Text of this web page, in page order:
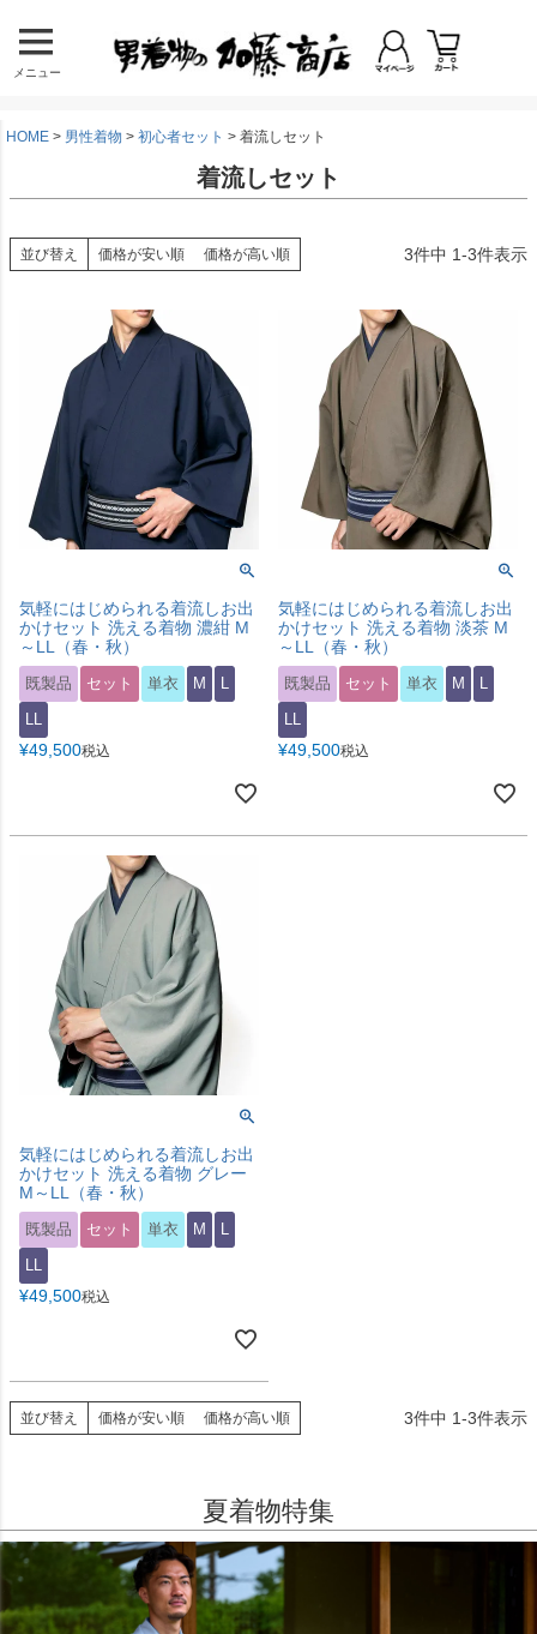
メニュー
HOME 男性着物 初心者セット 着流しセット
着流しセット
並び替え 価格が安い順 価格が高い順 3件中 1-3件表示
気軽にはじめられる着流しお出
かけセット 洗える着物 濃紺 M
～LL（春・秋）
既製品 セット 単衣 M L
LL
¥49,500税込
気軽にはじめられる着流しお出
かけセット 洗える着物 淡茶 M
～LL（春・秋）
既製品 セット 単衣 M L
LL
¥49,500税込
気軽にはじめられる着流しお出
かけセット 洗える着物 グレー
M～LL（春・秋）
既製品 セット 単衣 M L
LL
¥49,500税込
並び替え 価格が安い順 価格が高い順 3件中 1-3件表示
夏着物特集